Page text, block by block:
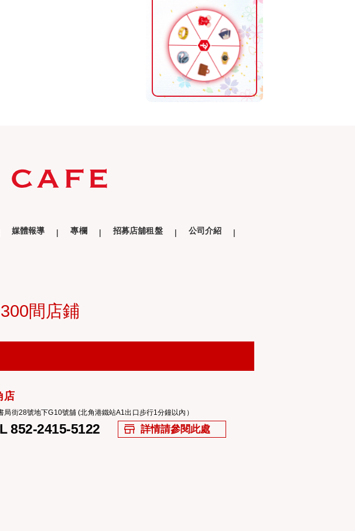
媒體報導 專欄 招募店舖租盤 公司介紹
間店鋪
店
局街28號地下G10號舖 (北角港鐵站A1出口步行1分鐘以內）
852-2415-5122 詳情請參閱此處